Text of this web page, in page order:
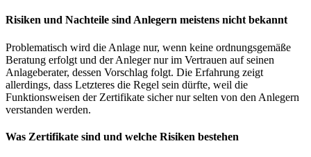
Risiken und Nachteile sind Anlegern meistens nicht bekannt
Problematisch wird die Anlage nur, wenn keine ordnungsgemäße
Beratung erfolgt und der Anleger nur im Vertrauen auf seinen
Anlageberater, dessen Vorschlag folgt. Die Erfahrung zeigt
allerdings, dass Letzteres die Regel sein dürfte, weil die
Funktionsweisen der Zertifikate sicher nur selten von den Anlegern
verstanden werden.
Was Zertifikate sind und welche Risiken bestehen